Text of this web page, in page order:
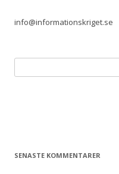
info@informationskriget.se
efter:
SENASTE KOMMENTARER